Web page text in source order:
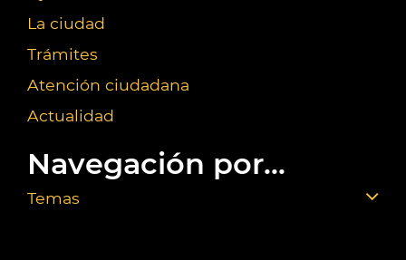
La ciudad
Trámites
Atención ciudadana
Actualidad
Navegación por...
Temas